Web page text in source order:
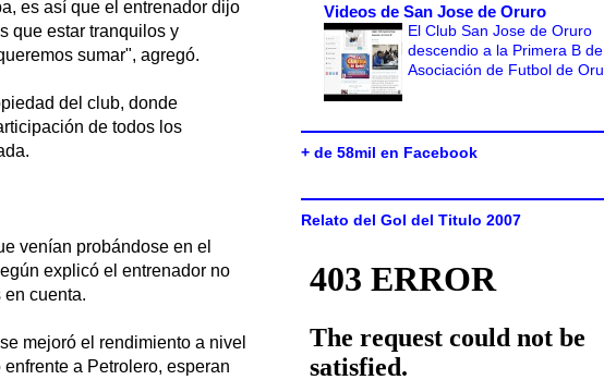
es así que el entrenador dijo
que estar tranquilos y
sumar", agregó.
del club, donde
de todos los
venían probándose en el
explicó el entrenador no
cuenta.
mejoró el rendimiento a nivel
a Petrolero, esperan
Videos de San Jose de Oruro
El Club San Jose de Oruro
descendio a la Primera B
Asociación de Futbol de
+ de 58mil en Facebook
Relato del Gol del Titulo 2007